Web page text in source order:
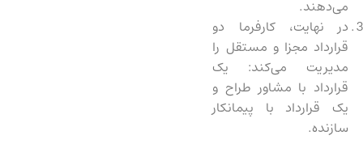
می‌دهند.
در نهایت، کارفرما دو
قرارداد مجزا و مستقل را
مدیریت می‌کند: یک
قرارداد با مشاور طراح و
یک قرارداد با پیمانکار
سازنده.